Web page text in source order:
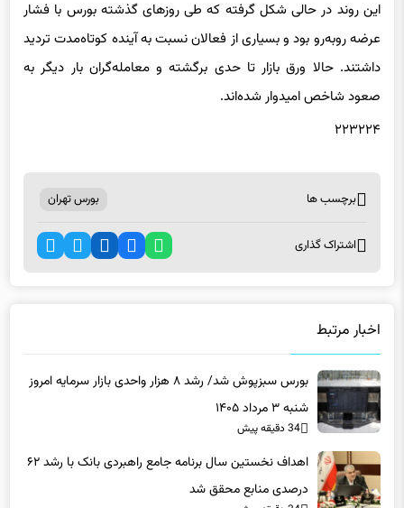
عرضه روبه‌رو بود و بسیاری از فعالان نسبت به آینده کوتاه‌مدت تردید
داشتند. حالا ورق بازار تا حدی برگشته و معامله‌گران بار دیگر به
صعود شاخص امیدوار شده‌اند.
۲۲۳۲۲۴
شنبه ۳ مرداد ۱۴۰۵
34 دقیقه پیش
درصدی منابع محقق شد